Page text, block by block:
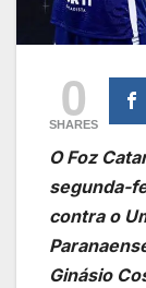
0
SHARES
O Foz
segunda-
contra o
Ginásio